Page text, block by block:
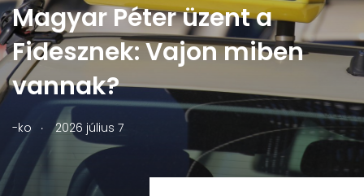
Magyar Péter üzent a
Fidesznek: Vajon miben
vannak?
-ko . 2026 július 7